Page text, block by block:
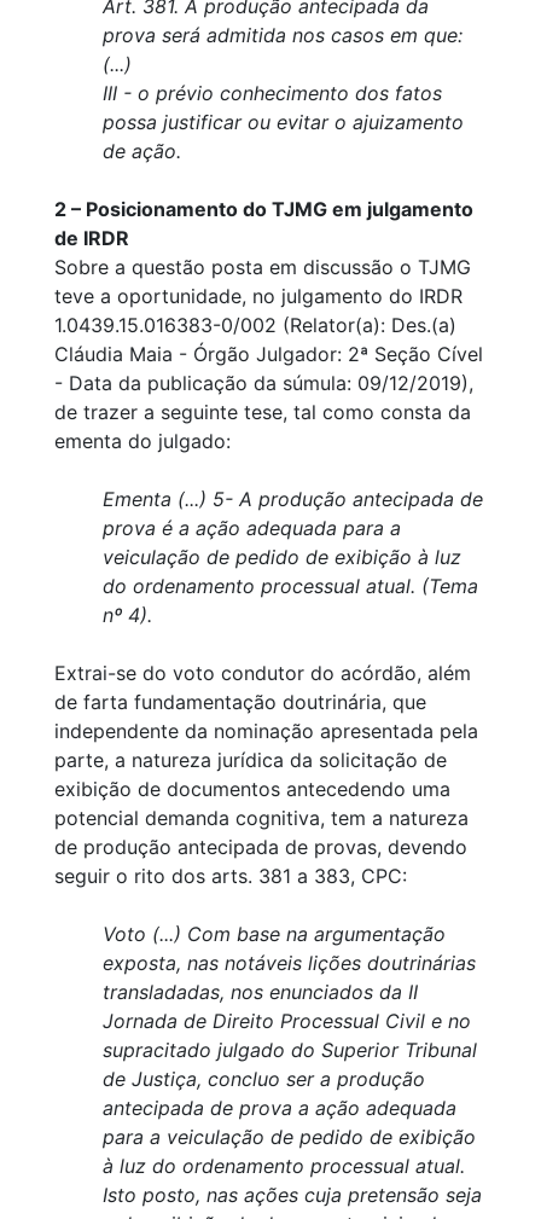
Art. 381. A produção antecipada da
prova será admitida nos casos em que:
(...)
III - o prévio conhecimento dos fatos
possa justificar ou evitar o ajuizamento
de ação.
2 – Posicionamento do TJMG em julgamento
de IRDR
Sobre a questão posta em discussão o TJMG
teve a oportunidade, no julgamento do IRDR
1.0439.15.016383-0/002 (Relator(a): Des.(a)
Cláudia Maia - Órgão Julgador: 2ª Seção Cível
- Data da publicação da súmula: 09/12/2019),
de trazer a seguinte tese, tal como consta da
ementa do julgado:
Ementa (...) 5- A produção antecipada de
prova é a ação adequada para a
veiculação de pedido de exibição à luz
do ordenamento processual atual. (Tema
nº 4).
Extrai-se do voto condutor do acórdão, além
de farta fundamentação doutrinária, que
independente da nominação apresentada pela
parte, a natureza jurídica da solicitação de
exibição de documentos antecedendo uma
potencial demanda cognitiva, tem a natureza
de produção antecipada de provas, devendo
seguir o rito dos arts. 381 a 383, CPC:
Voto (...) Com base na argumentação
exposta, nas notáveis lições doutrinárias
transladadas, nos enunciados da II
Jornada de Direito Processual Civil e no
supracitado julgado do Superior Tribunal
de Justiça, concluo ser a produção
antecipada de prova a ação adequada
para a veiculação de pedido de exibição
à luz do ordenamento processual atual.
Isto posto, nas ações cuja pretensão seja